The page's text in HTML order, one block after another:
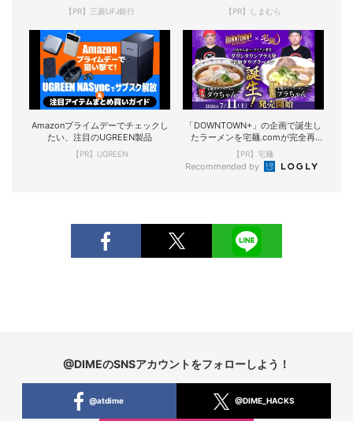
【PR】三菱UFJ銀行 【PR】しまむら
Amazonプライムデーでチェックし
たい、注目のUGREEN製品
【PR】UGREEN
「DOWNTOWN+」の企画で誕生し
たラーメンを宅麺.comが完全再
現！
【PR】宅麺
Recommended by
@DIMEのSNSアカウントをフォローしよう！
@atdime @DIME_HACKS